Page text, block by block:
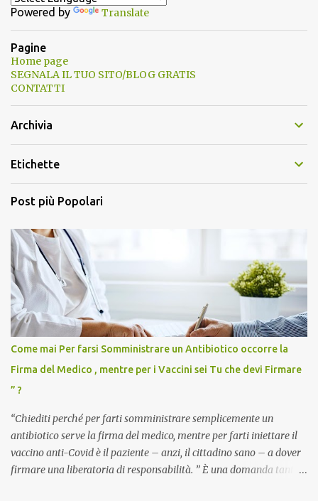
Powered by Translate
Pagine
Home page
SEGNALA IL TUO SITO/BLOG GRATIS
CONTATTI
Archivia
Etichette
Post più Popolari
Come mai Per farsi Somministrare un Antibiotico occorre la
Firma del Medico , mentre per i Vaccini sei Tu che devi Firmare
” ?
“Chiediti perché per farti somministrare semplicemente un
antibiotico serve la firma del medico, mentre per farti iniettare il
vaccino anti-Covid è il paziente – anzi, il cittadino sano – a dover
firmare una liberatoria di responsabilità. ” È una domanda tanto